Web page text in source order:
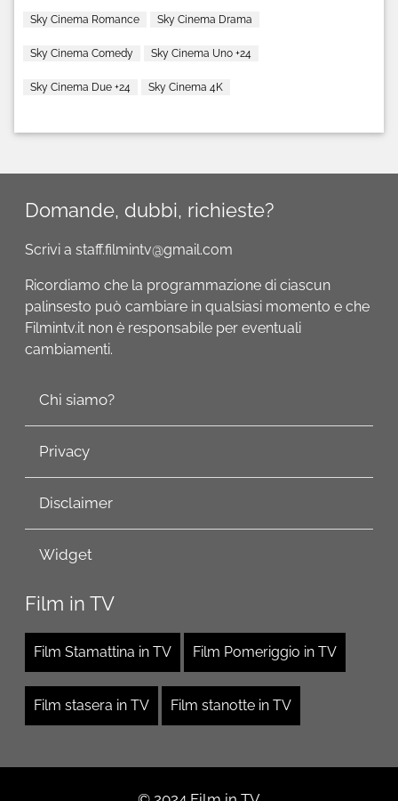
Sky Cinema Romance Sky Cinema Drama
Sky Cinema Comedy Sky Cinema Uno +24
Sky Cinema Due +24 Sky Cinema 4K
Domande, dubbi, richieste?
Scrivi a staff.filmintv@gmail.com
Ricordiamo che la programmazione di ciascun
palinsesto può cambiare in qualsiasi momento e che
Filmintv.it non è responsabile per eventuali
cambiamenti.
Chi siamo?
Privacy
Disclaimer
Widget
Film in TV
Film Stamattina in TV Film Pomeriggio in TV
Film stasera in TV Film stanotte in TV